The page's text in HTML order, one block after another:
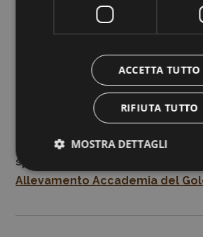
Potete continuare a seguire la
splendidi cuccioli sulla nostra
Allevamento Accademia del
ACCETTA TUTTO
RIFIUTA TUTTO
MOSTRA DETTAGLI